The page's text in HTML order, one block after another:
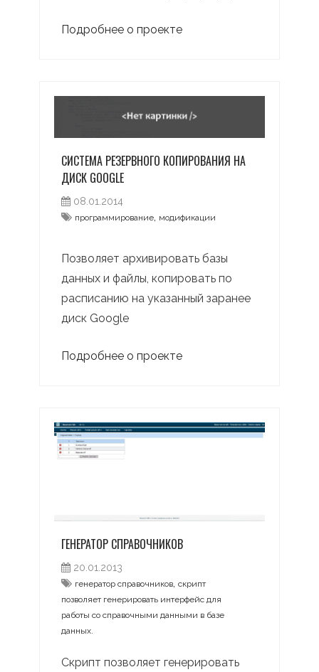
Подробнее о проекте
СИСТЕМА РЕЗЕРВНОГО КОПИРОВАНИЯ НА
ДИСК GOOGLE
08.01.2014
программирование, модификации
Позволяет архивировать базы
данных и файлы, копировать по
расписанию на указанный заранее
диск Google
Подробнее о проекте
ГЕНЕРАТОР СПРАВОЧНИКОВ
20.01.2013
генератор справочников, скрипт
позволяет генерировать интерфейс для
работы со справочными данными в базе
данных.
Скрипт позволяет генерировать